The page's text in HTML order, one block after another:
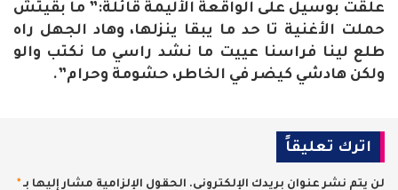
علقت بوسيل على الواقعة الأليمة قائلة:” ما بقيتش
حملت الأغنية تا حد ما يبقا ينزلها، وهاد الجهل راه
طلع لينا فراسنا عييت ما نشد راسي ما نكتب والو
ولكن هادشي كيضر في الخاطر، حشومة وحرام”.
اترك تعليقاً
لن يتم نشر عنوان بريدك الإلكتروني. الحقول الإلزامية مشار إليها بـ *